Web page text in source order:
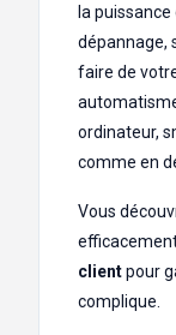
la
dépannage,
faire de
ordinateur,
comme en
Vous
efficacement
clientpour
complique.